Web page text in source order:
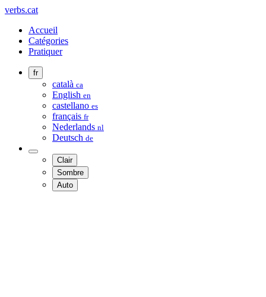
verbs.cat
Accueil
Catégories
Pratiquer
fr
català ca
English en
castellano es
français fr
Nederlands nl
Deutsch de
Clair
Sombre
Auto